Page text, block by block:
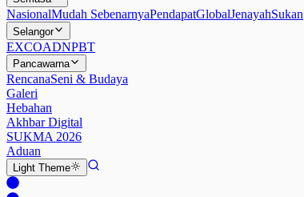
NasionalMudah SebenarnyaPendapatGlobalJenayahSukan
Selangor
EXCOADNPBT
Pancawarna
RencanaSeni & Budaya
Galeri
Hebahan
Akhbar Digital
SUKMA 2026
Aduan
Light Theme